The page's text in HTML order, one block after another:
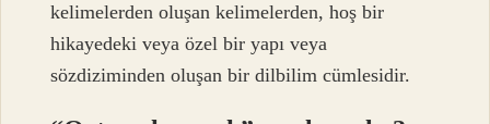
kelimelerden oluşan kelimelerden, hoş bir
hikayedeki veya özel bir yapı veya
sözdiziminden oluşan bir dilbilim cümlesidir.